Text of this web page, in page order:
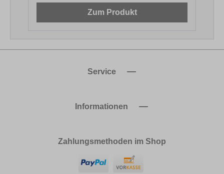
Zum Produkt
Service
Informationen
Zahlungsmethoden im Shop